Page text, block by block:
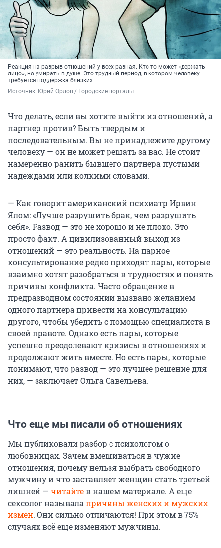
Реакция на разрыв отношений у всех разная. Кто-то может «держать
лицо», но умирать в душе. Это трудный период, в котором человеку
требуется поддержка близких
Источник: Юрий Орлов / Городские порталы
Что делать, если вы хотите выйти из отношений, а
партнер против? Быть твердым и
последовательным. Вы не принадлежите другому
человеку — он не может решать за вас. Не стоит
намеренно ранить бывшего партнера пустыми
надеждами или колкими словами.
— Как говорит американский психиатр Ирвин
Ялом: «Лучше разрушить брак, чем разрушить
себя». Развод — это не хорошо и не плохо. Это
просто факт. А цивилизованный выход из
отношений — это реальность. На парное
консультирование редко приходят пары, которые
взаимно хотят разобраться в трудностях и понять
причины конфликта. Часто обращение в
предразводном состоянии вызвано желанием
одного партнера привести на консультацию
другого, чтобы убедить с помощью специалиста в
своей правоте. Однако есть пары, которые
успешно преодолевают кризисы в отношениях и
продолжают жить вместе. Но есть пары, которые
понимают, что развод — это лучшее решение для
них, — заключает Ольга Савельева.
Что еще мы писали об отношениях
Мы публиковали разбор с психологом о
любовницах. Зачем вмешиваться в чужие
отношения, почему нельзя выбрать свободного
мужчину и что заставляет женщин стать третьей
лишней — читайтев нашем материале. А еще
сексолог называла причины женских и мужских
измен. Они сильно отличаются! При этом в 75%
случаях всё еще изменяют мужчины.